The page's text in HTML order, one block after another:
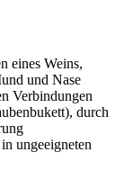
eines Weins,
und Nase
Verbindungen
durch
ungeeigneten